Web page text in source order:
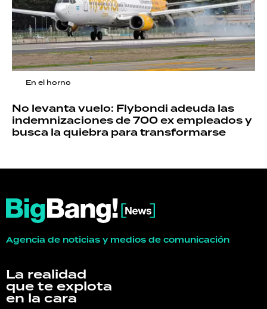
En el horno
No levanta vuelo: Flybondi adeuda las
indemnizaciones de 700 ex empleados y
busca la quiebra para transformarse
Agencia de noticias y medios de comunicación
La realidad
que te explota
en la cara